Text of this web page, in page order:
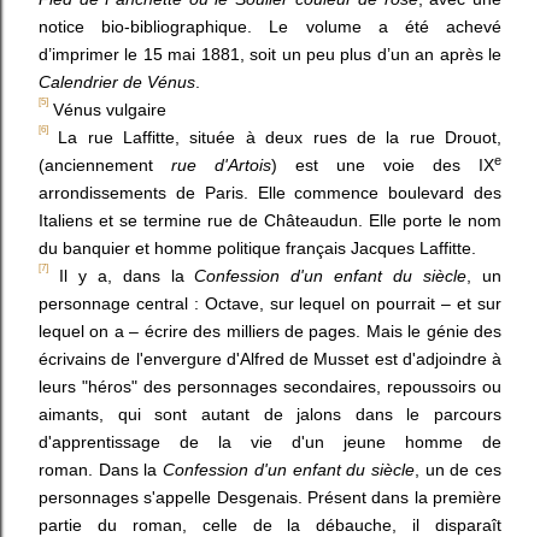
notice bio-bibliographique. Le volume a été achevé
d’imprimer le 15 mai 1881, soit un peu plus d’un an après le
Calendrier de Vénus
[5] Vénus vulgaire
[6] La rue Laffitte , située à deux rues de la rue Drouot,
(anciennement
rue d'Artois) est une voie des IXe
arrondissements de Paris. Elle commence boulevard des
Italiens et se termine rue de Châteaudun. Elle porte le nom
du banquier et homme politique français Jacques Laffitte.
[7] Il y a, dans laConfession d'un enfant du siècle , un
personnage central : Octave, sur lequel on pourrait – et sur
lequel on a – écrire des milliers de pages. Mais le génie des
écrivains de l'envergure d'Alfred de Musset est d'adjoindre à
leurs "héros" des personnages secondaires, repoussoirs ou
aimants, qui sont autant de jalons dans le parcours
d'apprentissage de la vie d'un jeune homme de
roman. Dans laConfession d'un enfant du siècle, un de ces
personnages s'appelle Desgenais. Présent dans la première
partie du roman, celle de la débauche, il disparaît